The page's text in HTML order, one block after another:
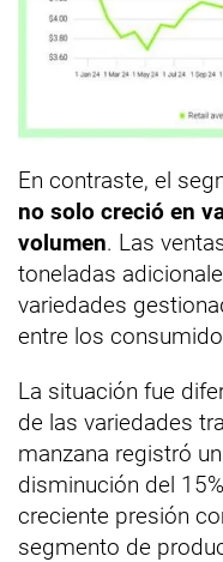
En contraste, el
no solo creció en
volumen. Las
toneladas
variedades
entre los
La situación fue
de las variedades
manzana registró
disminución del
creciente presión
segmento de